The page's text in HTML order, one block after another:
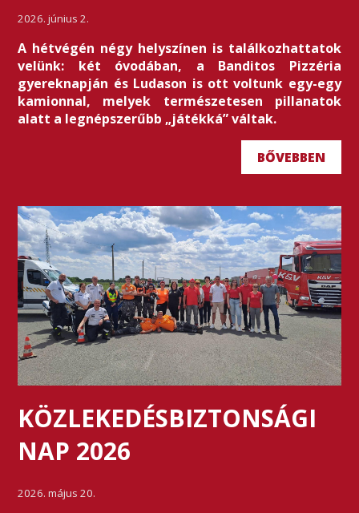
2026. június 2.
A hétvégén négy helyszínen is találkozhattatok
velünk: két óvodában, a Banditos Pizzéria
gyereknapján és Ludason is ott voltunk egy-egy
kamionnal, melyek természetesen pillanatok
alatt a legnépszerűbb „játékká” váltak.
BŐVEBBEN
KÖZLEKEDÉSBIZTONSÁGI
NAP 2026
2026. május 20.